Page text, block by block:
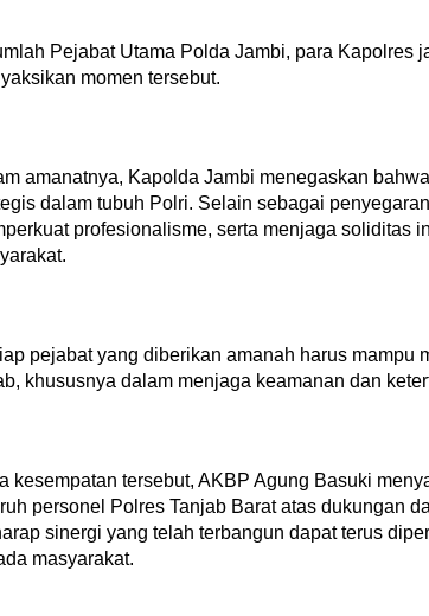
Pejabat Utama Polda Jambi, para Kapolres
momen tersebut.
amanatnya, Kapolda Jambi menegaskan
dalam tubuh Polri. Selain sebagai
profesionalisme, serta menjaga soliditas
pejabat yang diberikan amanah harus
khususnya dalam menjaga keamanan dan
kesempatan tersebut, AKBP Agung Basuki
personel Polres Tanjab Barat atas dukungan
sinergi yang telah terbangun dapat terus
masyarakat.